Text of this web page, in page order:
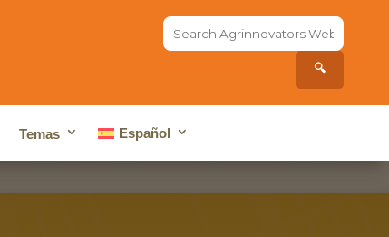
Search
🔍
Temas Español